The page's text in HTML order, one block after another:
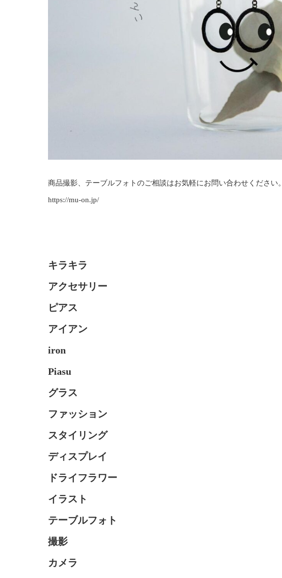
商品撮影、テーブルフォトのご相談はお気軽にお問い合わせください。
https://mu-on.jp/
キラキラ
アクセサリー
ピアス
アイアン
iron
Piasu
グラス
ファッション
スタイリング
ディスプレイ
ドライフラワー
イラスト
テーブルフォト
撮影
カメラ